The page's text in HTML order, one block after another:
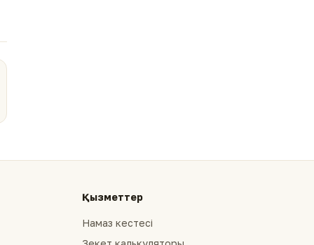
Қызметтер
Намаз кестесі